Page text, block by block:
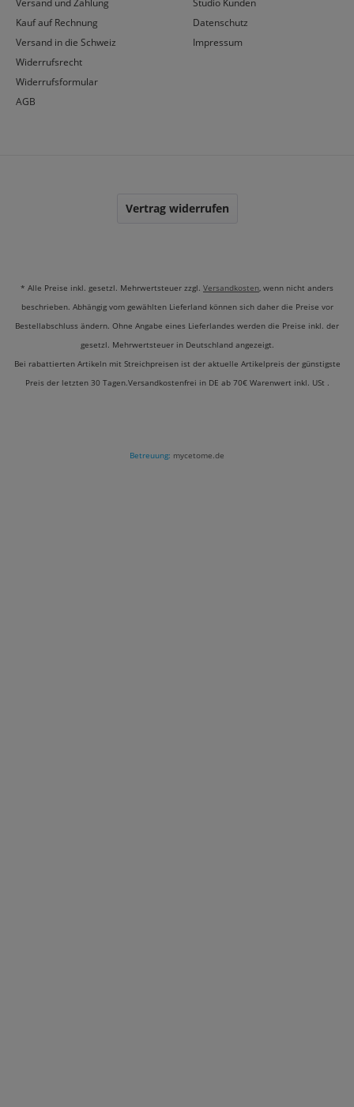
Kauf auf Rechnung
Versand in die Schweiz
Widerrufsrecht
Widerrufsformular
AGB
Datenschutz
Impressum
Vertrag widerrufen
* Alle Preise inkl. gesetzl. Mehrwertsteuer zzgl. Versandkosten, wenn nicht anders
beschrieben. Abhängig vom gewählten Lieferland können sich daher die Preise vor
Bestellabschluss ändern. Ohne Angabe eines Lieferlandes werden die Preise inkl. der
gesetzl. Mehrwertsteuer in Deutschland angezeigt.
Bei rabattierten Artikeln mit Streichpreisen ist der aktuelle Artikelpreis der günstigste
Preis der letzten 30 Tagen.Versandkostenfrei in DE ab 70€ Warenwert inkl. USt .
Betreuung: mycetome.de